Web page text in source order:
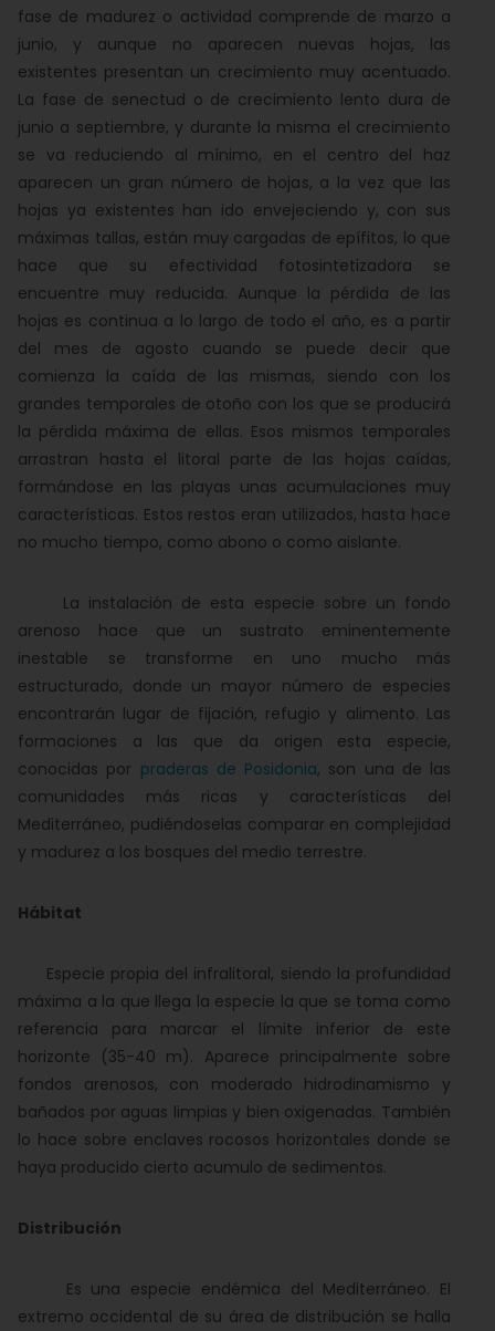
fase de madurez o actividad comprende de marzo a
junio, y aunque no aparecen nuevas hojas, las
existentes presentan un crecimiento muy acentuado.
La fase de senectud o de crecimiento lento dura de
junio a septiembre, y durante la misma el crecimiento
se va reduciendo al mínimo, en el centro del haz
aparecen un gran número de hojas, a la vez que las
hojas ya existentes han ido envejeciendo y, con sus
máximas tallas, están muy cargadas de epífitos, lo que
hace que su efectividad fotosintetizadora se
encuentre muy reducida. Aunque la pérdida de las
hojas es continua a lo largo de todo el año, es a partir
del mes de agosto cuando se puede decir que
comienza la caída de las mismas, siendo con los
grandes temporales de otoño con los que se producirá
la pérdida máxima de ellas. Esos mismos temporales
arrastran hasta el litoral parte de las hojas caídas,
formándose en las playas unas acumulaciones muy
características. Estos restos eran utilizados, hasta hace
no mucho tiempo, como abono o como aislante.
La instalación de esta especie sobre un fondo
arenoso hace que un sustrato eminentemente
inestable se transforme en uno mucho más
estructurado, donde un mayor número de especies
encontrarán lugar de fijación, refugio y alimento. Las
formaciones a las que da origen esta especie,
conocidas por praderas de Posidonia, son una de las
comunidades más ricas y características del
Mediterráneo, pudiéndoselas comparar en complejidad
y madurez a los bosques del medio terrestre.
Hábitat
Especie propia del infralitoral, siendo la profundidad
máxima a la que llega la especie la que se toma como
referencia para marcar el límite inferior de este
horizonte (35-40 m). Aparece principalmente sobre
fondos arenosos, con moderado hidrodinamismo y
bañados por aguas limpias y bien oxigenadas. También
lo hace sobre enclaves rocosos horizontales donde se
haya producido cierto acumulo de sedimentos.
Distribución
Es una especie endémica del Mediterráneo. El
extremo occidental de su área de distribución se halla